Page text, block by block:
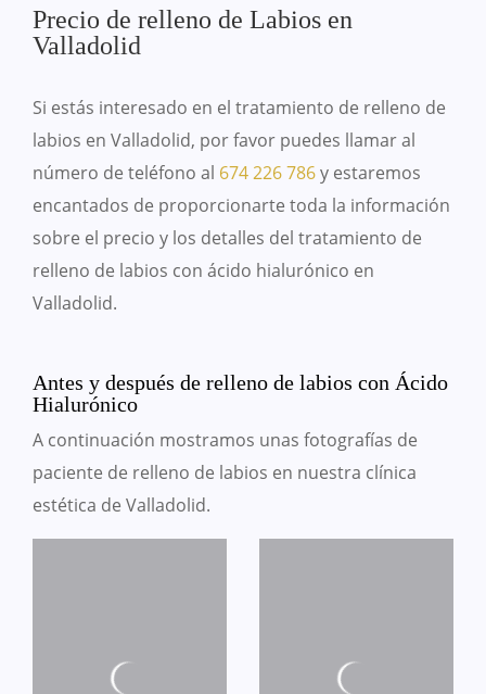
Precio de relleno de Labios en
Valladolid
Si estás interesado en el tratamiento de relleno de
labios en Valladolid, por favor puedes llamar al
número de teléfono al 674 226 786y estaremos
encantados de proporcionarte toda la información
sobre el precio y los detalles del tratamiento de
relleno de labios con ácido hialurónico en
Valladolid.
Antes y después de relleno de labios con Ácido
Hialurónico
A continuación mostramos unas fotografías de
paciente de relleno de labios en nuestra clínica
estética de Valladolid.